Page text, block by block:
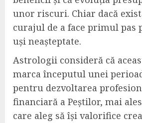
unor riscuri. Chiar dacă
curajul de a face primul pas
uși neașteptate.
Astrologii consideră că
marca începutul unei
pentru dezvoltarea
financiară a Peștilor, mai
care aleg să își valorifice